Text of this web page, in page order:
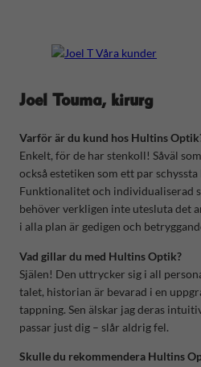
Joel Touma, kirurg
Varför är du kund hos Hultins
Enkelt, för de har stenkoll! Såväl
också estetiken som ett par
Funktionalitet och individualiserad
behöver verkligen inte utesluta det
i alla plan är gedigen och
Vad gillar du med Hultins Optik?
Själen! Den uttrycker sig i all
talet, historian är bevarad i en
tappning. Sen älskar jag deras
passar just dig – slår aldrig fel.
Skulle du rekommendera Hultins